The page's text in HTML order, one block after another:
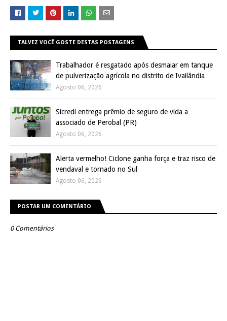
TALVEZ VOCÊ GOSTE DESTAS POSTAGENS
Trabalhador é resgatado após desmaiar em tanque
de pulverização agrícola no distrito de Ivailândia
Agosto 06, 2026
Sicredi entrega prêmio de seguro de vida a
associado de Perobal (PR)
Agosto 06, 2026
Alerta vermelho! Ciclone ganha força e traz risco de
vendaval e tornado no Sul
Agosto 06, 2026
POSTAR UM COMENTÁRIO
0 Comentários